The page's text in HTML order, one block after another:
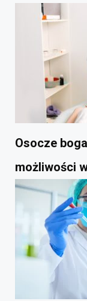
Osocze
możliwości